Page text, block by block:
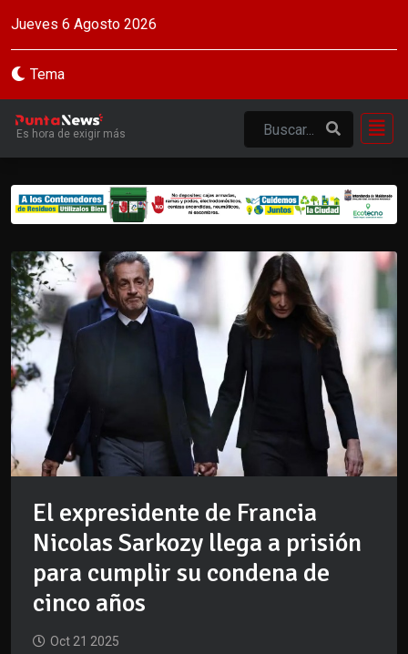
Jueves 6 Agosto 2026
Tema
Es hora de exigir más
El expresidente de Francia
Nicolas Sarkozy llega a prisión
para cumplir su condena de
cinco años
Oct 21 2025